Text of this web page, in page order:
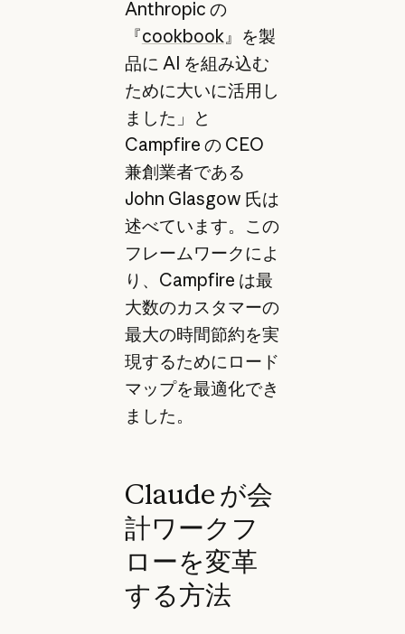
Anthropic の
『cookbook』を製
品に AI を組み込む
ために大いに活用し
ました」と
Campfire の CEO
兼創業者である
John Glasgow 氏は
述べています。この
フレームワークによ
り、Campfire は最
大数のカスタマーの
最大の時間節約を実
現するためにロード
マップを最適化でき
ました。
Claude が会
計ワークフ
ローを変革
する方法